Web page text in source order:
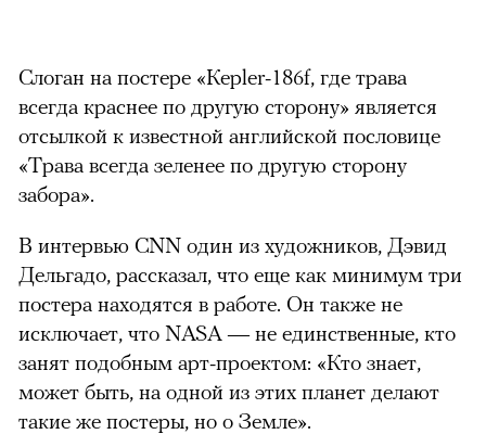
Слоган на постере «Кepler-186f, где трава
всегда краснее по другую сторону» является
отсылкой к известной английской пословице
«Трава всегда зеленее по другую сторону
забора».
В интервью CNN один из художников, Дэвид
Дельгадо, рассказал, что еще как минимум три
постера находятся в работе. Он также не
исключает, что NASA — не единственные, кто
занят подобным арт-проектом: «Кто знает,
может быть, на одной из этих планет делают
такие же постеры, но о Земле».